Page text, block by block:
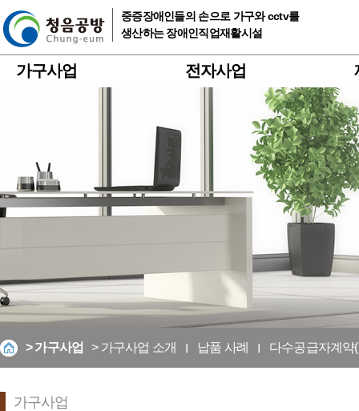
중증장애인들의 손으로 가구와 cctv를
생산하는 장애인직업재활시설
가구사업 전자사업
> 가구사업 > 가구사업 소개 납품 사례 다수공급자계약
가구사업